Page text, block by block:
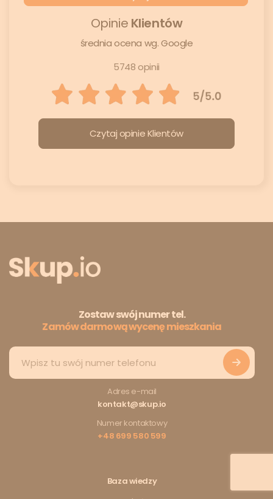
Opinie Klientów
średnia ocena wg. Google
5748 opinii
Czytaj opinie Klientów
Zostaw swój numer tel.
Zamów darmową wycenę mieszkania
Adres e-mail
kontakt@skup.io
Numer kontaktowy
+48 699 580 599
Baza wiedzy